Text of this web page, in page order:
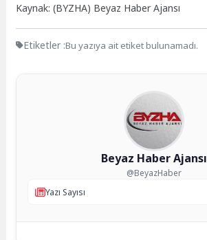
Kaynak: (BYZHA) Beyaz Haber Ajansı
Etiketler :Bu yazıya ait etiket bulunamadı.
Beyaz Haber Ajansı
@BeyazHaber
Yazı Sayısı